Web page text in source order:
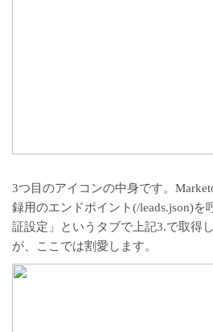
3つ目のアイコンの中身です。
録用のエンドポイント(/leads.json)を
証設定」というタブで上記3.で取得
が、ここでは割愛します。